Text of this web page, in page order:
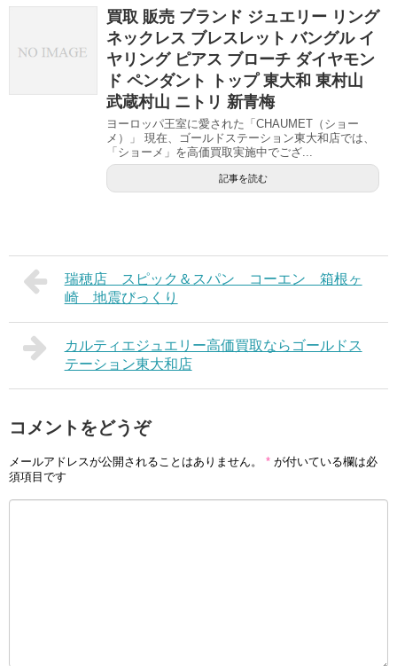
買取 販売 ブランド ジュエリー リング
ネックレス ブレスレット バングル イ
ヤリング ピアス ブローチ ダイヤモン
ド ペンダント トップ 東大和 東村山
武蔵村山 ニトリ 新青梅
ヨーロッパ王室に愛された「CHAUMET（ショー
メ）」 現在、ゴールドステーション東大和店では、
「ショーメ」を高価買取実施中でござ...
記事を読む
瑞穂店 スピック＆スパン コーエン 箱根ヶ
崎 地震びっくり
カルティエジュエリー高価買取ならゴールドス
テーション東大和店
コメントをどうぞ
メールアドレスが公開されることはありません。 * が付いている欄は必
須項目です